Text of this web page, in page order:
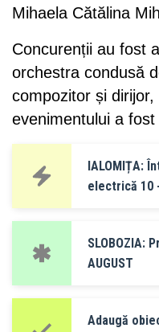
Mihaela Cătălina
Concurenții au fost
orchestra condusă
compozitor și dirijor,
evenimentului a
IALOMIȚA:
electrică 10
SLOBOZIA:
AUGUST
Adaugă